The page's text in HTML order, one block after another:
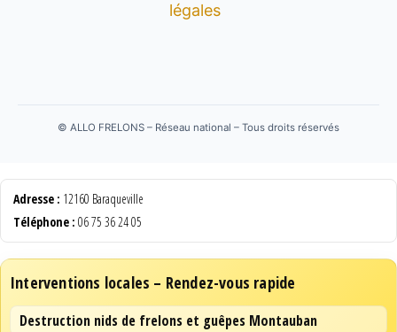
légales
© ALLO FRELONS – Réseau national – Tous droits réservés
Adresse : 12160 Baraqueville
Téléphone : 06 75 36 24 05
Interventions locales – Rendez-vous rapide
Destruction nids de frelons et guêpes Montauban